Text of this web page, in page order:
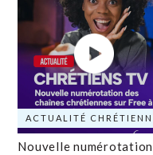
ACTUALITÉ
Nouvelle numérotation